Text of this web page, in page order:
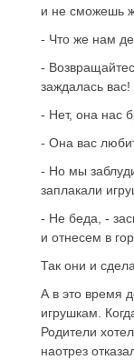
и не сможешь
- Что же нам
-
заждалась вас!
- Нет, она нас
- Она вас
- Но мы
заплакали
- Не беда, -
и отнесем в
Так они и
А в это время
игрушкам.
Родители
наотрез